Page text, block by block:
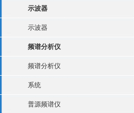
示波器
示波器
频谱分析仪
频谱分析仪
系统
普源频谱仪